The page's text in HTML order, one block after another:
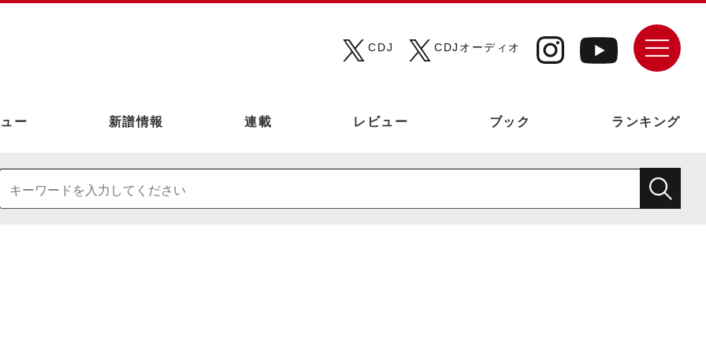
CDJ CDJオーディオ
ー 新譜情報 連載 レビュー ブック ランキング